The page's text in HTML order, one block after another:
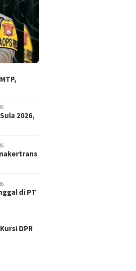
2026,
di PT
DPR